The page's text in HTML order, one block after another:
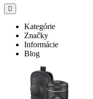
Kategórie
Značky
Informácie
Blog